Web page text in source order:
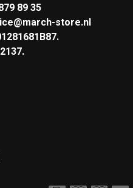
89 35
store.nl